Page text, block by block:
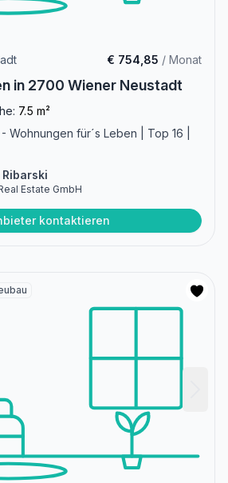
€ 754,85 / Monat
in 2700 Wiener Neustadt
7.5 m²
Wohnungen für´s Leben | Top 16 |
Estate GmbH
kontaktieren